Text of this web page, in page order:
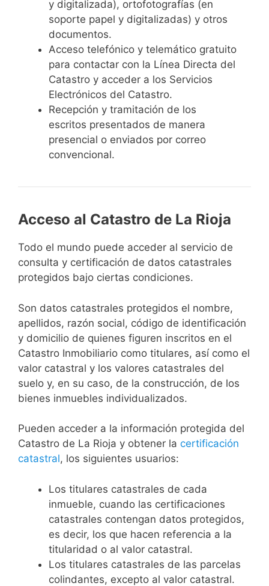
y digitalizada), ortofotografías (en
soporte papel y digitalizadas) y otros
documentos.
Acceso telefónico y telemático gratuito
para contactar con la Línea Directa del
Catastro y acceder a los Servicios
Electrónicos del Catastro.
Recepción y tramitación de los
escritos presentados de manera
presencial o enviados por correo
convencional.
Acceso al Catastro de La Rioja
Todo el mundo puede acceder al servicio de
consulta y certificación de datos catastrales
protegidos bajo ciertas condiciones.
Son datos catastrales protegidos el nombre,
apellidos, razón social, código de identificación
y domicilio de quienes figuren inscritos en el
Catastro Inmobiliario como titulares, así como el
valor catastral y los valores catastrales del
suelo y, en su caso, de la construcción, de los
bienes inmuebles individualizados.
Pueden acceder a la información protegida del
Catastro de La Rioja y obtener la certificación
catastral, los siguientes usuarios:
Los titulares catastrales de cada
inmueble, cuando las certificaciones
catastrales contengan datos protegidos,
es decir, los que hacen referencia a la
titularidad o al valor catastral.
Los titulares catastrales de las parcelas
colindantes, excepto al valor catastral.